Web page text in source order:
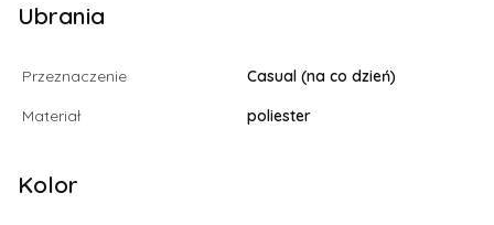
Ubrania
Przeznaczenie
Casual (na co dzień)
Materiał
poliester
Kolor